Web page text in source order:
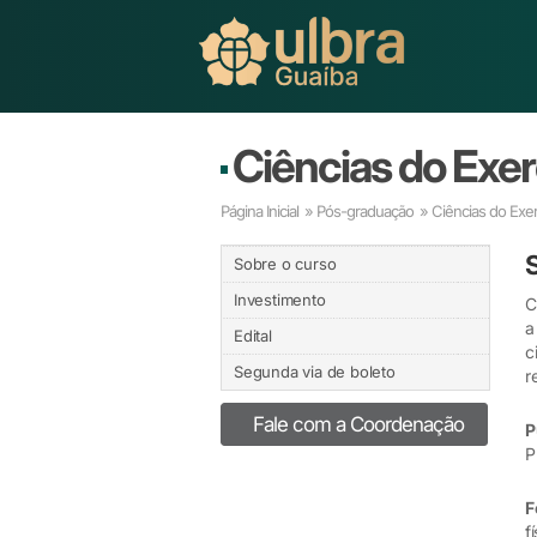
Ciências do
Página Inicial » Pós-graduação » Ciências do
Sobre o curso
Investimento
Edital
Segunda via de boleto
Fale com a Coordenação